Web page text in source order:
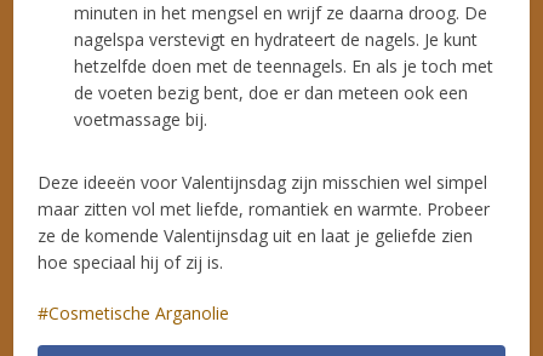
minuten in het mengsel en wrijf ze daarna droog. De
nagelspa verstevigt en hydrateert de nagels. Je kunt
hetzelfde doen met de teennagels. En als je toch met
de voeten bezig bent, doe er dan meteen ook een
voetmassage bij.
Deze ideeën voor Valentijnsdag zijn misschien wel simpel
maar zitten vol met liefde, romantiek en warmte. Probeer
ze de komende Valentijnsdag uit en laat je geliefde zien
hoe speciaal hij of zij is.
Cosmetische Arganolie